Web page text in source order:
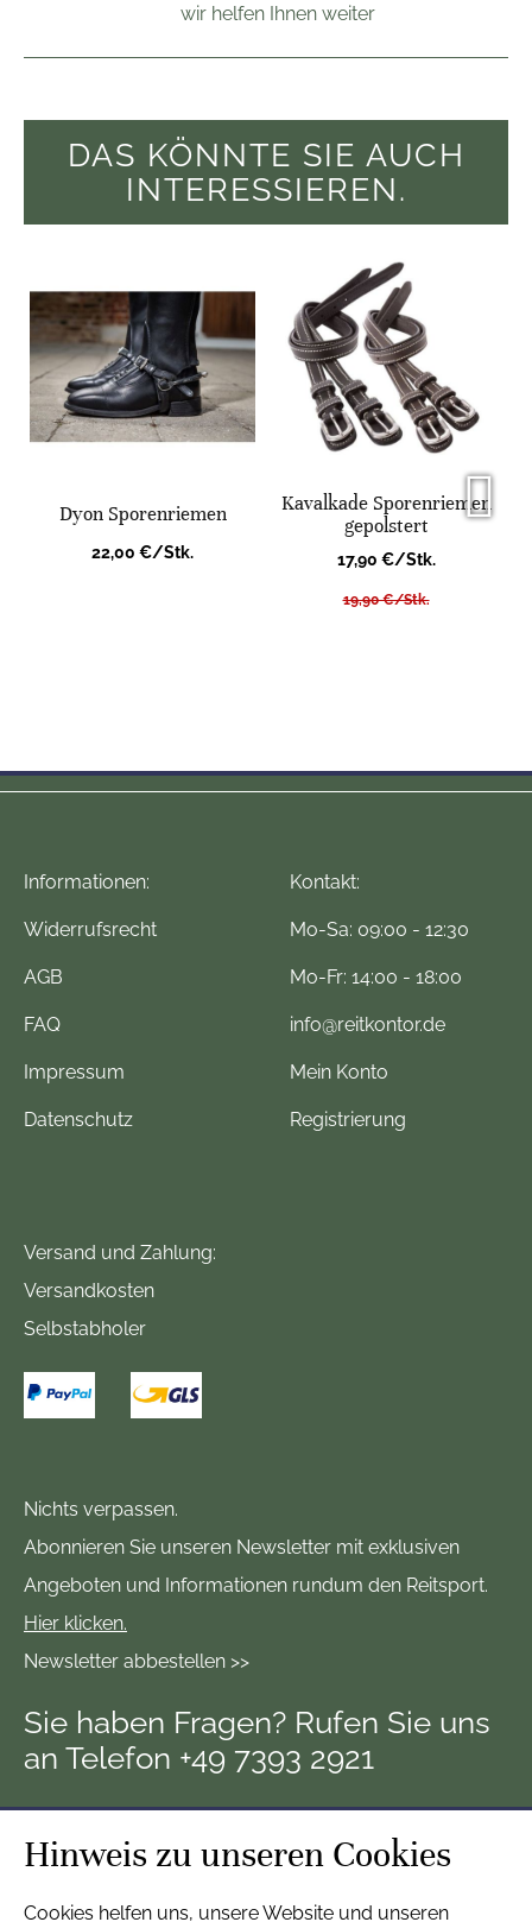
wir helfen Ihnen weiter
DAS KÖNNTE SIE AUCH
INTERESSIEREN.
Dyon Sporenriemen
22,00 €/Stk.
Kavalkade Sporenriemen
gepolstert
17,90 €/Stk.
19,90 €/Stk.
Informationen:
Widerrufsrecht
AGB
FAQ
Impressum
Datenschutz
Kontakt:
Mo-Sa: 09:00 - 12:30
Mo-Fr: 14:00 - 18:00
info@reitkontor.de
Mein Konto
Registrierung
Versand und Zahlung:
Versandkosten
Selbstabholer
Nichts verpassen.
Abonnieren Sie unseren Newsletter mit exklusiven
Angeboten und Informationen rundum den Reitsport.
Hier klicken.
Newsletter abbestellen >>
Sie haben Fragen? Rufen Sie uns
an Telefon +49 7393 2921
Hinweis zu unseren Cookies
Cookies helfen uns, unsere Website und unseren